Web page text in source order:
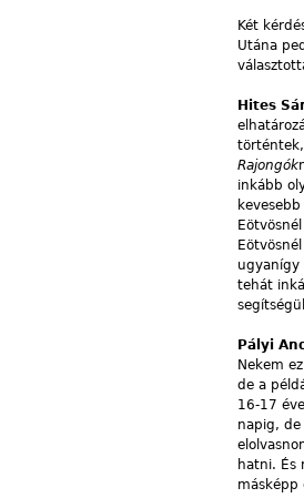
Két
Utána
Hites
Rajongók
inkább
ugyanígy
tehát
Pályi
Nekem
de a
16-17
napig, de
hatni. És
másképp